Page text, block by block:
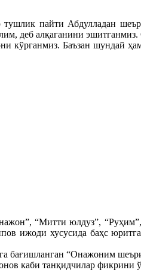
пайти Абдулладан
деб алқаганини
кўрганмиз. Баъзан шундай
“Митти юлдуз”,
ижоди хусусида баҳс
“Онажоним
каби танқидчилар фикрини